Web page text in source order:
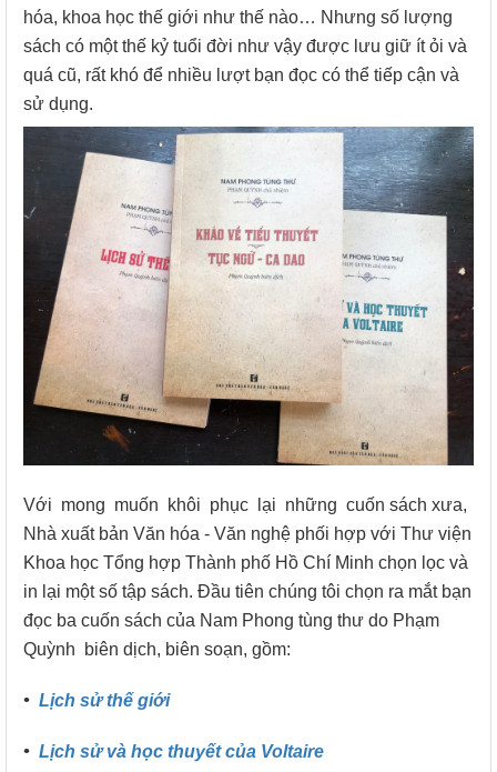
hóa, khoa học thế giới như thế nào… Nhưng số lượng
sách có một thế kỷ tuổi đời như vậy được lưu giữ ít ỏi và
quá cũ, rất khó để nhiều lượt bạn đọc có thể tiếp cận và
sử dụng.
Với mong muốn khôi phục lại những cuốn sách xưa,
Nhà xuất bản Văn hóa - Văn nghệ phối hợp với Thư viện
Khoa học Tổng hợp Thành phố Hồ Chí Minh chọn lọc và
in lại một số tập sách. Đầu tiên chúng tôi chọn ra mắt bạn
đọc ba cuốn sách của Nam Phong tùng thư do Phạm
Quỳnh biên dịch, biên soạn, gồm:
• Lịch sử thế giới
• Lịch sử và học thuyết của Voltaire